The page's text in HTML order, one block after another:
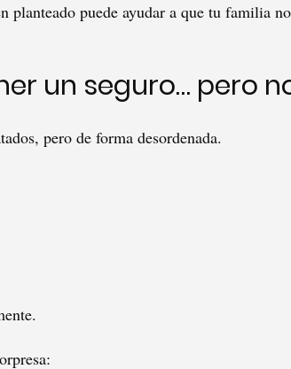
planteado puede ayudar a que tu familia
un seguro… pero
pero de forma desordenada.